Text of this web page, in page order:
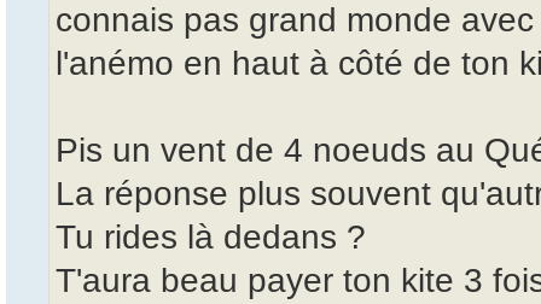
connais pas grand monde
l'anémo en haut à côté de ton
Pis un vent de 4 noeuds au
La réponse plus souvent
Tu rides là dedans ?
T'aura beau payer ton kite 3